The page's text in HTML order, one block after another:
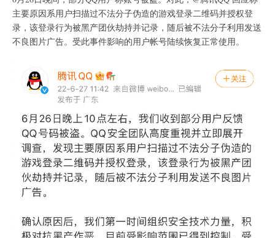
主要原因系用户扫描过不法分子伪造的游戏登录二维码并授权登
录，该登录行为被黑产团伙劫持并记录，随后被不法分子利用发送
不良图片广告。受此事件影响的用户帐号陆续恢复正常使用。